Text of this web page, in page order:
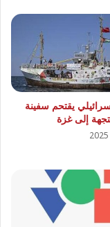
يقتحم سفينة
إلى غزة